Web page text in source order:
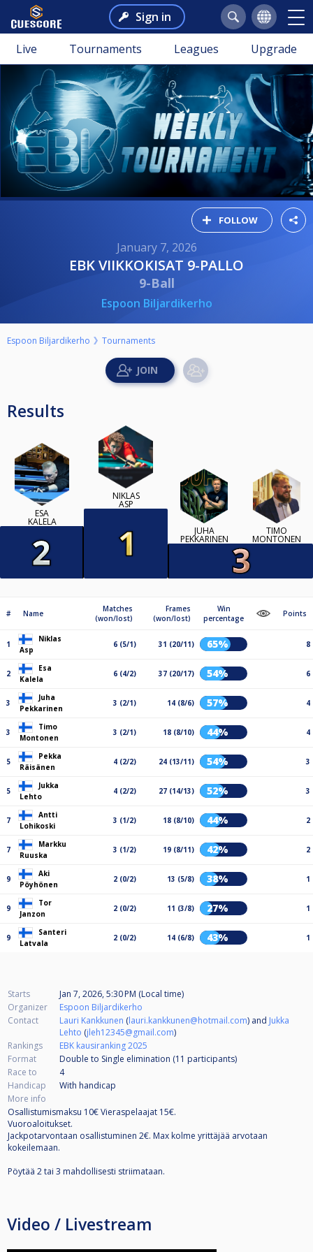
Sign in
Live Tournaments Leagues Upgrade
FOLLOW
January 7, 2026
EBK VIIKKOKISAT 9-PALLO
9-Ball
Espoon Biljardikerho
Espoon Biljardikerho Tournaments
Results
ESA
KALELA
NIKLAS
ASP
JUHA
PEKKARINEN
TIMO
MONTONEN
# Name
Matches
(won/lost)
Frames
(won/lost)
Win
percentage
Points
1
Niklas
Asp
6 (5/1) 31 (20/11) 65% 8
2
Esa
Kalela
6 (4/2) 37 (20/17) 54% 6
3
Juha
Pekkarinen
3 (2/1) 14 (8/6) 57% 4
3
Timo
Montonen
3 (2/1) 18 (8/10) 44% 4
5
Pekka
Räisänen
4 (2/2) 24 (13/11) 54% 3
5
Jukka
Lehto
4 (2/2) 27 (14/13) 52% 3
7
Antti
Lohikoski
3 (1/2) 18 (8/10) 44% 2
7
Markku
Ruuska
3 (1/2) 19 (8/11) 42% 2
9
Aki
Pöyhönen
2 (0/2) 13 (5/8) 38% 1
9
Tor
Janzon
2 (0/2) 11 (3/8) 27% 1
9
Santeri
Latvala
2 (0/2) 14 (6/8) 43% 1
Starts
Jan 7, 2026, 5:30 PM (Local time)
Organizer
Espoon Biljardikerho
Contact
Lauri Kankkunen (lauri.kankkunen@hotmail.com) and Jukka
Lehto (jleh12345@gmail.com)
Rankings
EBK kausiranking 2025
Format
Double to Single elimination (11 participants)
Race to
4
Handicap
With handicap
More info
Osallistumismaksu 10€ Vieraspelaajat 15€.
Vuoroaloitukset.
Jackpotarvontaan osallistuminen 2€. Max kolme yrittäjää arvotaan
kokeilemaan.
Pöytää 2 tai 3 mahdollisesti striimataan.
Video / Livestream